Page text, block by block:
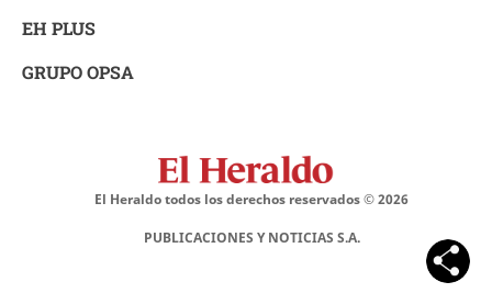
EH PLUS
GRUPO OPSA
El Heraldo todos los derechos reservados ©2026
PUBLICACIONES Y NOTICIAS S.A.